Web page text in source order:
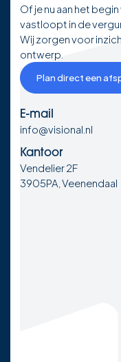
Of je nu aan het
vastloopt in de
Wij zorgen voor
ontwerp.
Plan direct een
E-mail
info@visional.nl
Kantoor
Vendelier 2F
3905PA, Veenendaal